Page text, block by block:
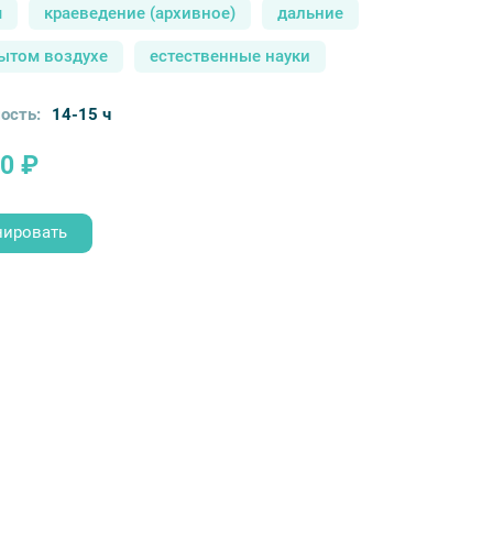
краеведение (архивное) дальние
воздухе естественные науки
₽
14-15 ч